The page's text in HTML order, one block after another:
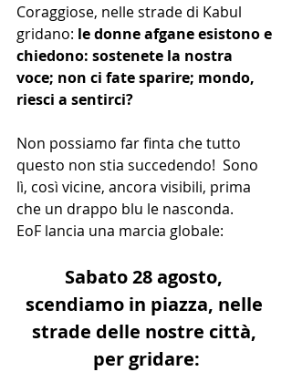
Coraggiose, nelle strade di Kabul
gridano: le donne afgane esistono e
chiedono: sostenete la nostra
voce; non ci fate sparire; mondo,
riesci a sentirci?
Non possiamo far finta che tutto
questo non stia succedendo!  Sono
lì, così vicine, ancora visibili, prima
che un drappo blu le nasconda.
EoF lancia una marcia globale:
Sabato 28 agosto,
scendiamo in piazza, nelle
strade delle nostre città,
per gridare: